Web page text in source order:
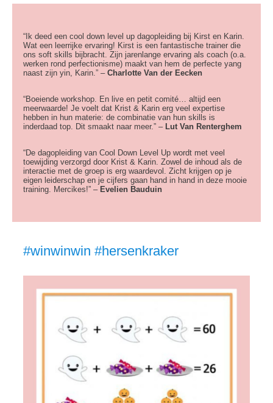
“Ik deed een cool down level up dagopleiding bij Kirst en Karin.
Wat een leerrijke ervaring! Kirst is een fantastische trainer die
ons soft skills bijbracht. Zijn jarenlange ervaring als coach (o.a.
werken rond perfectionisme) maakt van hem de perfecte yang
naast zijn yin, Karin.” – Charlotte Van der Eecken
“Boeiende workshop. En live en petit comité… altijd een
meerwaarde! Je voelt dat Krist & Karin erg veel expertise
hebben in hun materie: de combinatie van hun skills is
inderdaad top. Dit smaakt naar meer.” – Lut Van Renterghem
“De dagopleiding van Cool Down Level Up wordt met veel
toewijding verzorgd door Krist & Karin. Zowel de inhoud als de
interactie met de groep is erg waardevol. Zicht krijgen op je
eigen leiderschap en je cijfers gaan hand in hand in deze mooie
training. Mercikes!” – Evelien Bauduin
#winwinwin #hersenkraker